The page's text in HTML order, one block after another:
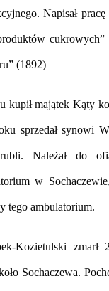
Napisał pracę
cukrowych”
(1892)
kupił majątek Kąty
sprzedał synowi
Należał do
w
tego ambulatorium.
Kozietulski
Sochaczewa.